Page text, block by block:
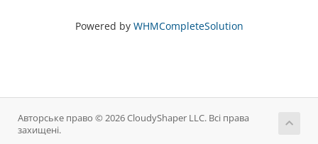
Powered by WHMCompleteSolution
Авторське право © 2026 CloudyShaper LLC. Всі права
захищені.